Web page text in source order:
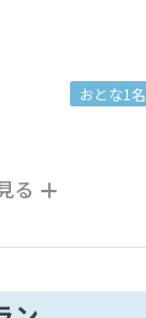
おとな1名
る